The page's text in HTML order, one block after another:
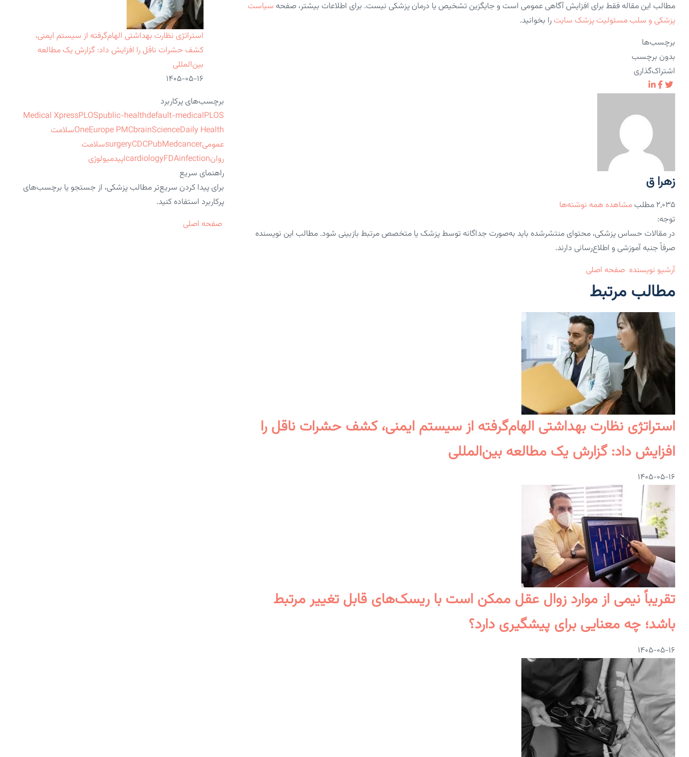
مطالب این مقاله فقط برای افزایش آگاهی عمومی است و جایگزین تشخیص یا درمان پزشکی نیست. برای اطلاعات بیشتر، صفحه سیاست
پزشکی و سلب مسئولیت پزشک سایت را بخوانید.
برچسب‌ها
بدون برچسب
اشتراک‌گذاری
زهرا ق
۲,۰۳۵ مطلب
مشاهده همه نوشته‌ها
توجه:
در مقالات حساس پزشکی، محتوای منتشرشده باید به‌صورت جداگانه توسط پزشک یا متخصص مرتبط بازبینی شود. مطالب این نویسنده
صرفاً جنبه آموزشی و اطلاع‌رسانی دارند.
آرشیو نویسنده صفحه اصلی
مطالب مرتبط
استراتژی نظارت بهداشتی الهام‌گرفته از سیستم ایمنی، کشف حشرات ناقل را
افزایش داد: گزارش یک مطالعه بین‌المللی
۱۴۰۵-۰۵-۱۶
تقریباً نیمی از موارد زوال عقل ممکن است با ریسک‌های قابل تغییر مرتبط
باشد؛ چه معنایی برای پیشگیری دارد؟
۱۴۰۵-۰۵-۱۶
استراتژی نظارت بهداشتی الهام‌گرفته از سیستم ایمنی،
کشف حشرات ناقل را افزایش داد: گزارش یک مطالعه
بین‌المللی
۱۴۰۵-۰۵-۱۶
برچسب‌های پرکاربرد
Medical XpressPLOSpublic-healthdefault-medicalPLOS
OneEurope PMCbrainScienceDaily Health
سلامت
عمومی
surgeryCDCPubMedcancer
سلامت
روان
cardiologyFDAinfection
اپیدمیولوژی
راهنمای سریع
برای پیدا کردن سریع‌تر مطالب پزشکی، از جستجو یا برچسب‌های
پرکاربرد استفاده کنید.
صفحه اصلی